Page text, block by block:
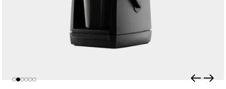
Ir al artículo 1
Ir al artículo 2
Ir al artículo 3
Ir al artículo 4
Ir al artículo 5
Ir al artículo 6 Anterior